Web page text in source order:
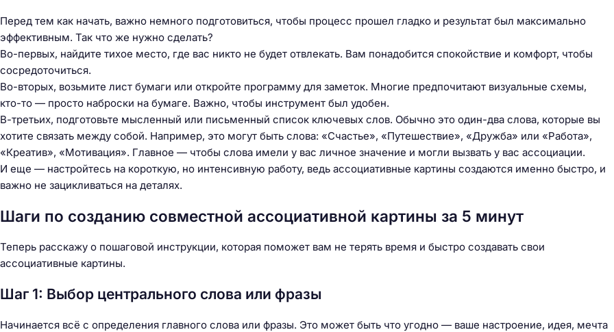
Перед тем как начать, важно немного подготовиться, чтобы процесс прошел гладко и результат был максимально
эффективным. Так что же нужно сделать?
Во-первых, найдите тихое место, где вас никто не будет отвлекать. Вам понадобится спокойствие и комфорт, чтобы
сосредоточиться.
Во-вторых, возьмите лист бумаги или откройте программу для заметок. Многие предпочитают визуальные схемы,
кто-то — просто наброски на бумаге. Важно, чтобы инструмент был удобен.
В-третьих, подготовьте мысленный или письменный список ключевых слов. Обычно это один-два слова, которые вы
хотите связать между собой. Например, это могут быть слова: «Счастье», «Путешествие», «Дружба» или «Работа»,
«Креатив», «Мотивация». Главное — чтобы слова имели у вас личное значение и могли вызвать у вас ассоциации.
И еще — настройтесь на короткую, но интенсивную работу, ведь ассоциативные картины создаются именно быстро, и
важно не зацикливаться на деталях.
Шаги по созданию совместной ассоциативной картины за 5 минут
Теперь расскажу о пошаговой инструкции, которая поможет вам не терять время и быстро создавать свои
ассоциативные картины.
Шаг 1: Выбор центрального слова или фразы
Начинается всё с определения главного слова или фразы. Это может быть что угодно — ваше настроение, идея, мечта